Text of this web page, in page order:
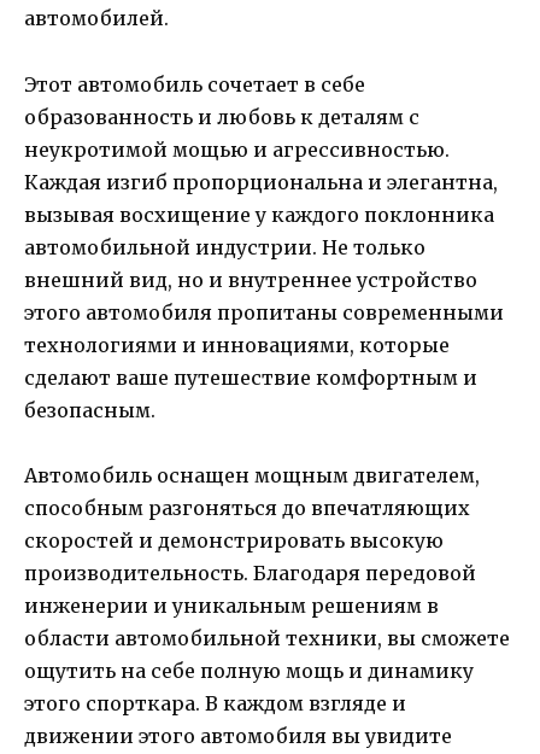
автомобилей.
Этот автомобиль сочетает в себе
образованность и любовь к деталям с
неукротимой мощью и агрессивностью.
Каждая изгиб пропорциональна и элегантна,
вызывая восхищение у каждого поклонника
автомобильной индустрии. Не только
внешний вид, но и внутреннее устройство
этого автомобиля пропитаны современными
технологиями и инновациями, которые
сделают ваше путешествие комфортным и
безопасным.
Автомобиль оснащен мощным двигателем,
способным разгоняться до впечатляющих
скоростей и демонстрировать высокую
производительность. Благодаря передовой
инженерии и уникальным решениям в
области автомобильной техники, вы сможете
ощутить на себе полную мощь и динамику
этого спорткара. В каждом взгляде и
движении этого автомобиля вы увидите